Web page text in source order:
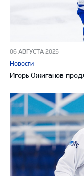
06 АВГУСТА 2026
Новости
Игорь Ожиганов